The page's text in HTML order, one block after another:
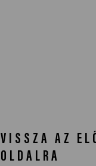
VISSZA AZ
OLDALRA